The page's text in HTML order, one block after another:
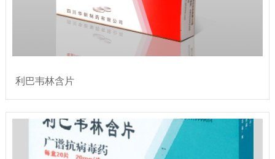
利巴韦林含片